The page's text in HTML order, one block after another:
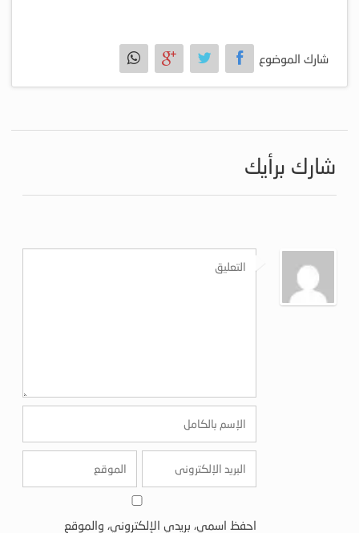
شارك الموضوع
شارك برأيك
احفظ اسمي، بريدي الإلكتروني، والموقع